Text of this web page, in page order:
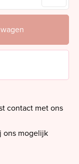
contact met ons
ons mogelijk